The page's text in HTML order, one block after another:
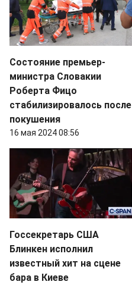
Состояние премьер-
министра Словакии
Роберта Фицо
стабилизировалось после
покушения
16 мая 2024 08:56
Госсекретарь США
Блинкен исполнил
известный хит на сцене
бара в Киеве